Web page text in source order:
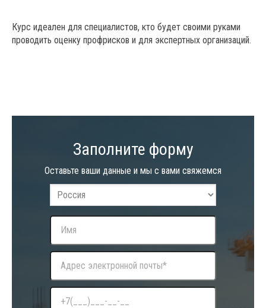
Курс идеален для специалистов, кто будет своими руками
проводить оценку профрисков и для экспертных организаций.
Заполните форму
Оставьте ваши данные и мы с вами свяжемся